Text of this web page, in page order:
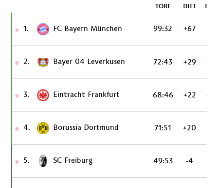
TORE DIFF PKT
1. FC Bayern München 99:32 +67
2. Bayer 04 Leverkusen 72:43 +29 69
3. Eintracht Frankfurt 68:46 +22 60
4. Borussia Dortmund 71:51 +20
5. SC Freiburg 49:53 -4